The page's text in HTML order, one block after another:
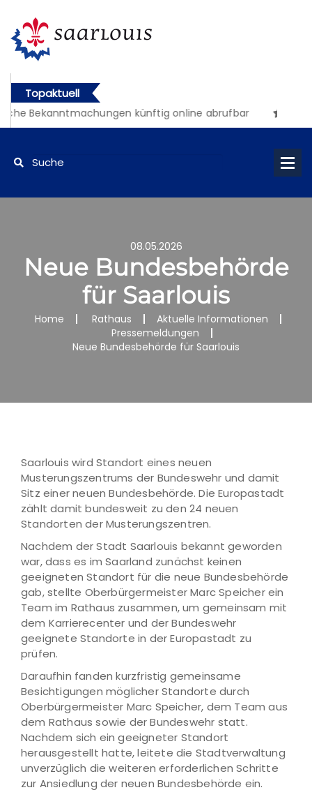
Topaktuell
Bekanntmachungen künftig online abrufbar
08.05.2026
Neue Bundesbehörde
für Saarlouis
Home Rathaus
Aktuelle Informationen
Pressemeldungen
Neue Bundesbehörde für Saarlouis
Saarlouis wird Standort eines neuen
Musterungszentrums der Bundeswehr und damit
Sitz einer neuen Bundesbehörde. Die Europastadt
zählt damit bundesweit zu den 24 neuen
Standorten der Musterungszentren.
Nachdem der Stadt Saarlouis bekannt geworden
war, dass es im Saarland zunächst keinen
geeigneten Standort für die neue Bundesbehörde
gab, stellte Oberbürgermeister Marc Speicher ein
Team im Rathaus zusammen, um gemeinsam mit
dem Karrierecenter und der Bundeswehr
geeignete Standorte in der Europastadt zu
prüfen.
Daraufhin fanden kurzfristig gemeinsame
Besichtigungen möglicher Standorte durch
Oberbürgermeister Marc Speicher, dem Team aus
dem Rathaus sowie der Bundeswehr statt.
Nachdem sich ein geeigneter Standort
herausgestellt hatte, leitete die Stadtverwaltung
unverzüglich die weiteren erforderlichen Schritte
zur Ansiedlung der neuen Bundesbehörde ein.